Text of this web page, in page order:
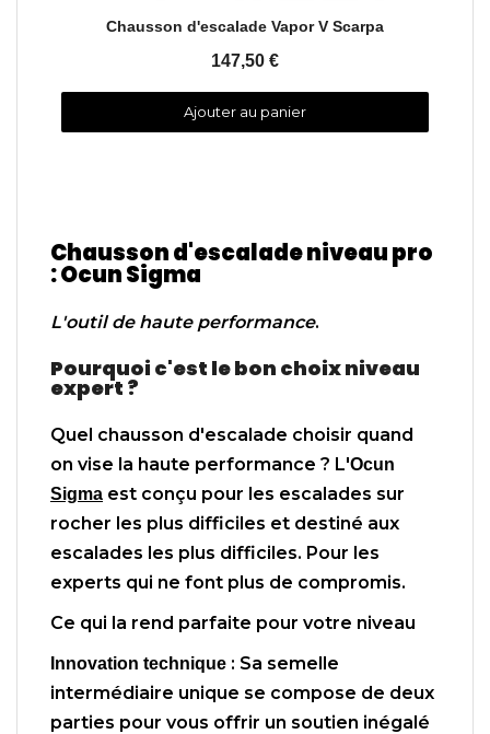
Aperçu rapide
Chausson d'escalade Vapor V Scarpa
147,50 €
Ajouter au panier
Chausson d'escalade niveau pro
: Ocun Sigma
L'outil de haute performance.
Pourquoi c'est le bon choix niveau
expert ?
Quel chausson d'escalade choisir quand
on vise la haute performance ? L'Ocun
Sigma est conçu pour les escalades sur
rocher les plus difficiles et destiné aux
escalades les plus difficiles. Pour les
experts qui ne font plus de compromis.
Ce qui la rend parfaite pour votre niveau
Innovation technique : Sa semelle
intermédiaire unique se compose de deux
parties pour vous offrir un soutien inégalé